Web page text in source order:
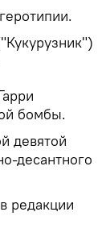
бомбы.
девятой
десантного
редакции